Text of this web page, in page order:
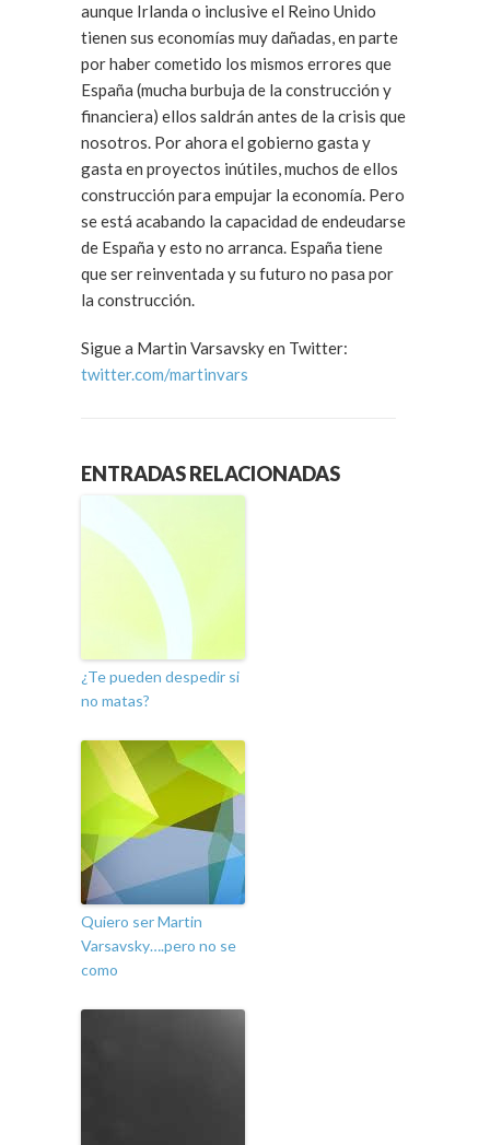
aunque Irlanda o inclusive el Reino Unido
tienen sus economías muy dañadas, en parte
por haber cometido los mismos errores que
España (mucha burbuja de la construcción y
financiera) ellos saldrán antes de la crisis que
nosotros. Por ahora el gobierno gasta y
gasta en proyectos inútiles, muchos de ellos
construcción para empujar la economía. Pero
se está acabando la capacidad de endeudarse
de España y esto no arranca. España tiene
que ser reinventada y su futuro no pasa por
la construcción.
Sigue a Martin Varsavsky en Twitter:
twitter.com/martinvars
ENTRADAS RELACIONADAS
¿Te pueden despedir si
no matas?
Quiero ser Martin
Varsavsky….pero no se
como